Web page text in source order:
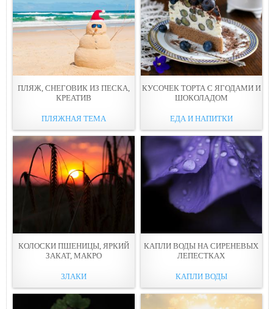
ПЛЯЖ, СНЕГОВИК ИЗ ПЕСКА,
КРЕАТИВ
ПЛЯЖНАЯ ТЕМА
КУСОЧЕК ТОРТА С ЯГОДАМИ И
ШОКОЛАДОМ
ЕДА И НАПИТКИ
КОЛОСКИ ПШЕНИЦЫ, ЯРКИЙ
ЗАКАТ, МАКРО
ЗЛАКИ
КАПЛИ ВОДЫ НА СИРЕНЕВЫХ
ЛЕПЕСТКАХ
КАПЛИ ВОДЫ